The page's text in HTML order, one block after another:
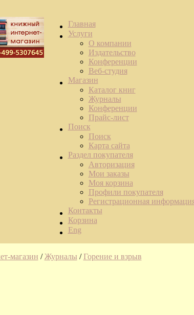
Главная
Услуги
О компании
Издательство
Конференции
Веб-студия
Магазин
Каталог книг
Журналы
Конференции
Прайс-лист
Поиск
Поиск
Карта сайта
Раздел покупателя
Авторизация
Мои заказы
Моя корзина
Профили покупателя
Регистрационная
Контакты
Корзина
Eng
магазин /Журналы /Горение и взрыв